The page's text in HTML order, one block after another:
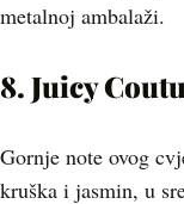
metalnoj ambalaži.
8. Juicy
Gornje note ovog
kruška i jasmin, u